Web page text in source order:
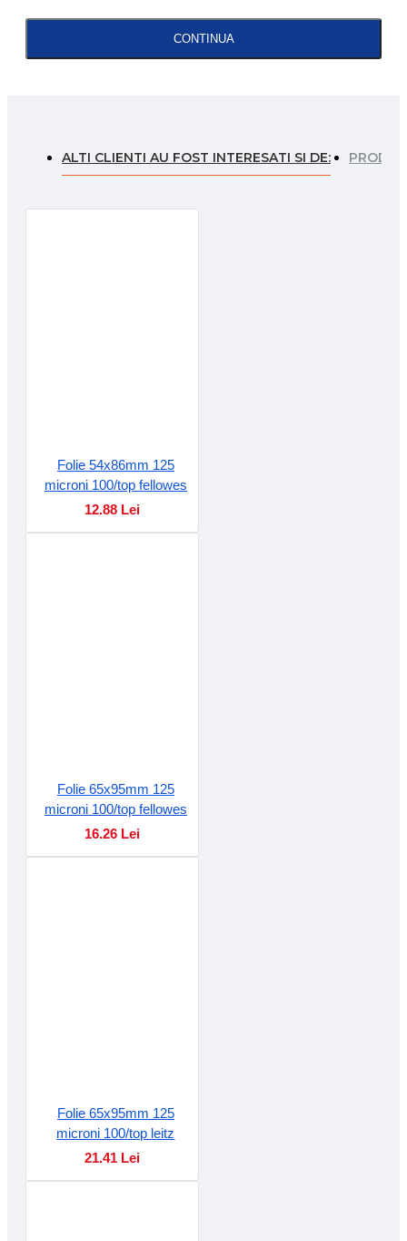
CONTINUA
ALTI CLIENTI AU FOST INTERESATI SI DE:
Folie 54x86mm 125
microni 100/top fellowes
12.88 Lei
Folie 65x95mm 125
microni 100/top fellowes
16.26 Lei
Folie 65x95mm 125
microni 100/top leitz
21.41 Lei